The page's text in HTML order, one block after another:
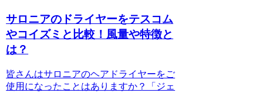
サロニアのドライヤーをテスコム
やコイズミと比較！風量や特徴と
は？
皆さんはサロニアのヘアドライヤーをご
使用になったことはありますか？「ジェ